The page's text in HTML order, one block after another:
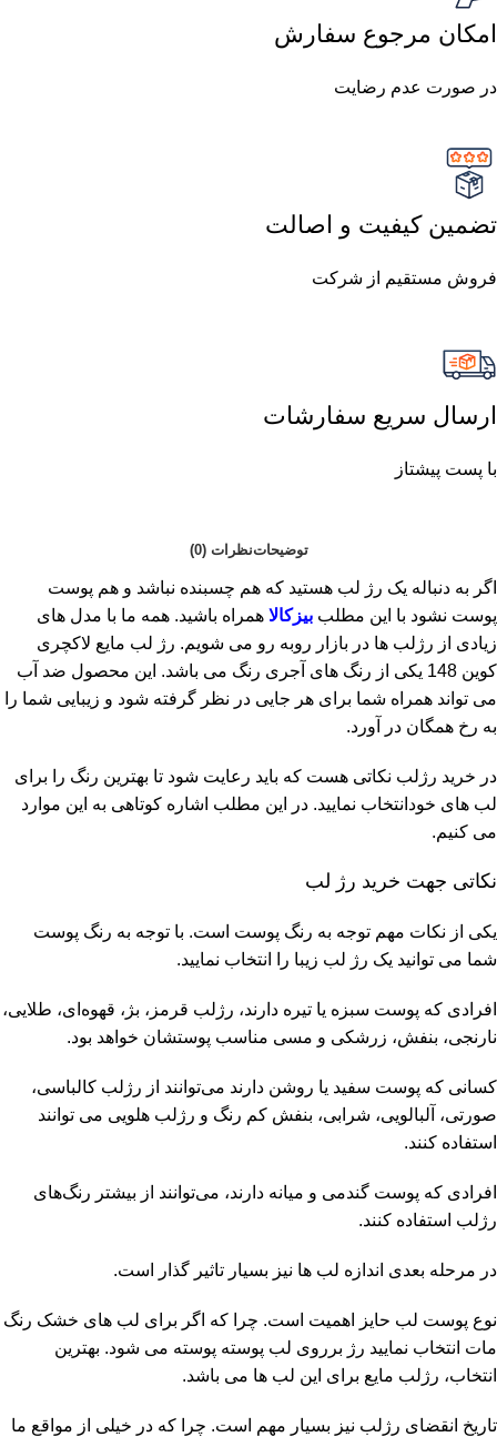
امکان مرجوع سفارش
در صورت عدم رضایت
تضمین کیفیت و اصالت
فروش مستقیم از شرکت
ارسال سریع سفارشات
با پست پیشتاز
توضیحاتنظرات (0)
اگر به دنباله یک رژ لب هستید که هم چسبنده نباشد و هم پوست
پوست نشود با این مطلب بیزکالا همراه باشید. همه ما با مدل های
زیادی از رژلب ها در بازار روبه رو می شویم. رژ لب مایع لاکچری
کوین 148 یکی از رنگ های آجری رنگ می باشد. این محصول ضد آب
می تواند همراه شما برای هر جایی در نظر گرفته شود و زیبایی شما را
به رخ همگان در آورد.
در خرید رژلب نکاتی هست که باید رعایت شود تا بهترین رنگ را برای
لب های خودانتخاب نمایید. در این مطلب اشاره کوتاهی به این موارد
می کنیم.
نکاتی جهت خرید رژ لب
یکی از نکات مهم توجه به رنگ پوست است. با توجه به رنگ پوست
شما می توانید یک رژ لب زیبا را انتخاب نمایید.
افرادی که پوست سبزه یا تیره دارند، رژلب قرمز، بژ، قهوه‌ای، طلایی،
نارنجی، بنفش، زرشکی و مسی مناسب پوستشان خواهد بود.
کسانی که پوست سفید یا روشن دارند می‌توانند از رژلب کالباسی،
صورتی، آلبالویی، شرابی، بنفش کم‌ رنگ و رژلب هلویی می توانند
استفاده کنند.
افرادی که پوست گندمی و میانه دارند، می‌توانند از بیشتر رنگ‌های
رژلب استفاده کنند.
در مرحله بعدی اندازه لب ها نیز بسیار تاثیر گذار است.
نوع پوست لب حایز اهمیت است. چرا که اگر برای لب های خشک رنگ
مات انتخاب نمایید رژ برروی لب پوسته پوسته می شود. بهترین
انتخاب، رژلب مایع برای این لب ها می باشد.
تاریخ انقضای رژلب نیز بسیار مهم است. چرا که در خیلی از مواقع ما